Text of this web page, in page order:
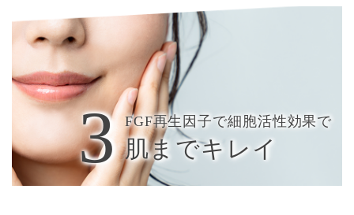
FGF再生因子で細胞活性効果で
肌までキレイ